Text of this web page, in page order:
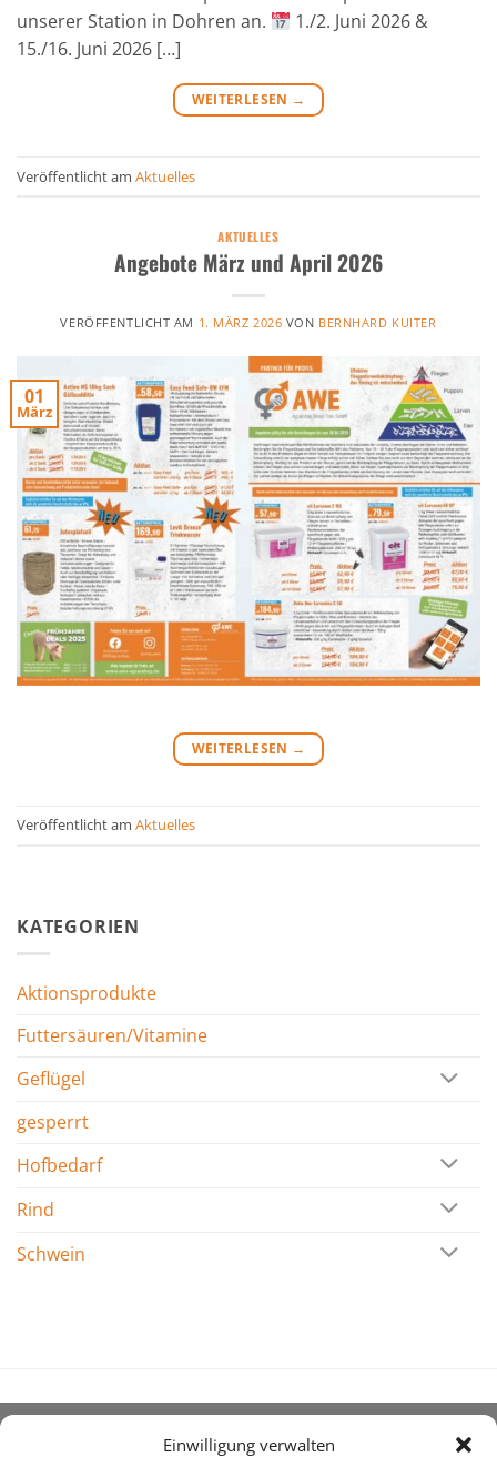
Einwilligung verwalten
unserer Station in Dohren an.
1./2. Juni 2026 &
15./16. Juni 2026 […]
WEITERLESEN →
Veröffentlicht am Aktuelles
AKTUELLES
Angebote März und April 2026
VERÖFFENTLICHT AM 1. MÄRZ 2026 VON BERNHARD KUITER
01
März
WEITERLESEN →
Veröffentlicht am Aktuelles
KATEGORIEN
Aktionsprodukte
Futtersäuren/Vitamine
Geflügel
gesperrt
Hofbedarf
Rind
Schwein